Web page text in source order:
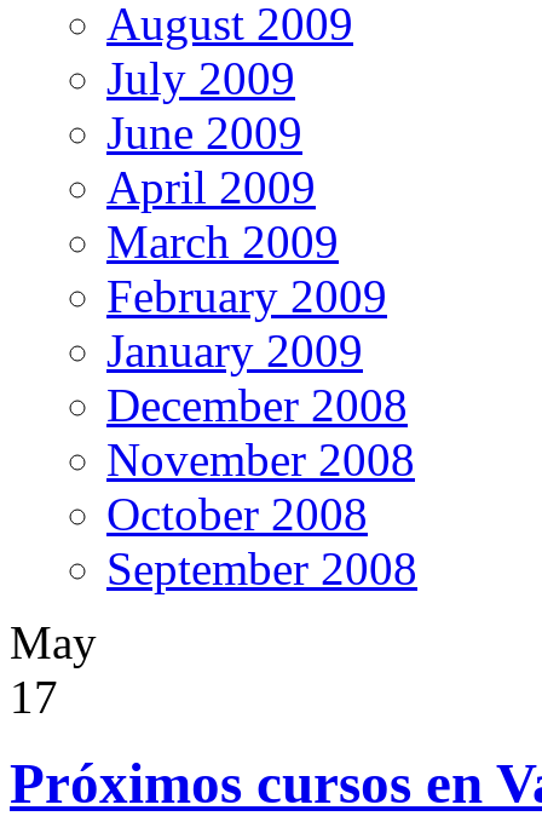
August 2009
July 2009
June 2009
April 2009
March 2009
February 2009
January 2009
December 2008
November 2008
October 2008
September 2008
May
17
Próximos cursos en